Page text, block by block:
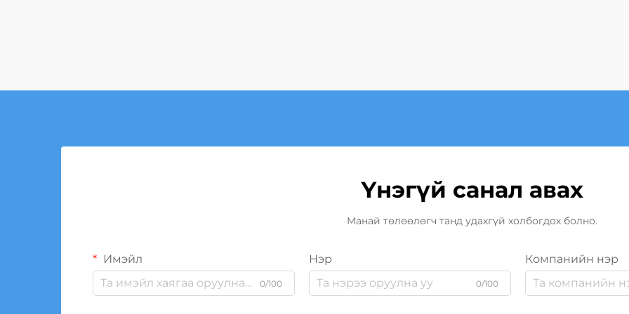
Үнэгүй санал авах
Манай төлөөлөгч танд удахгүй холбогдох болно.
Имэйл
0/100
Нэр
0/100
Компанийн нэр